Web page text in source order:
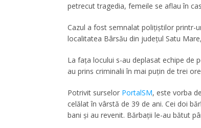
petrecut tragedia, femeile se aflau în
Cazul a fost semnalat poliţiştilor printr-
localitatea Bârsău din județul Satu
La faţa locului s-au deplasat echipe de
au prins criminalii în mai puțin de trei
Potrivit surselor PortalSM, este vorba
celălat în vârstă de 39 de ani. Cei doi
bani şi au revenit. Bărbații le-au bătut